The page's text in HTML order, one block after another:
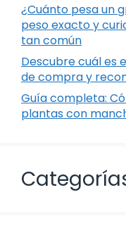
¿Cuánto pesa un
peso exacto y
tan común
Descubre cuál es
de compra y
Guía completa:
plantas con